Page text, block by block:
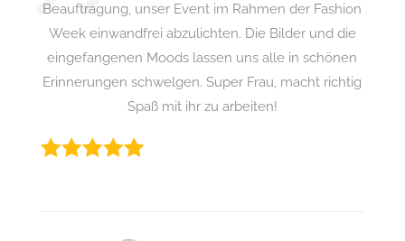
Beauftragung, unser Event im Rahmen der Fashion
Week einwandfrei abzulichten. Die Bilder und die
eingefangenen Moods lassen uns alle in schönen
Erinnerungen schwelgen. Super Frau, macht richtig
Spaß mit ihr zu arbeiten!